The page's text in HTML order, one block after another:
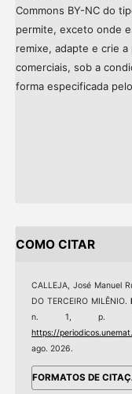
Commons BY-NC do
permite, exceto onde
remixe, adapte e crie
comerciais, sob a
forma especificada
COMO CITAR
CALLEJA, José Manuel
DO TERCEIRO MILÊNIO.
n. 1, p.
https://
ago. 2026.
FORMATOS DE